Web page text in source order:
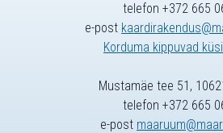
telefon +372 665
e-post
Korduma kippuvad
Mustamäe tee 51,
telefon +372 665
e-post